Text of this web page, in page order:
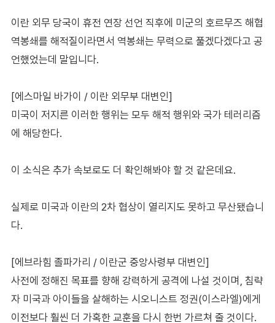
이란 외무 당국이 휴전 연장 선언 직후에 미군의 호르무즈 해협
역봉쇄를 해적질이라면서 역봉쇄는 무력으로 풀겠다겠다고 공
언했었는데 말입니다.
[에스마일 바가이 / 이란 외무부 대변인]
미국이 저지른 이러한 행위는 모두 해적 행위와 국가 테러리즘
에 해당한다.
이 소식은 추가 속보로도 더 확인해봐야 할 것 같은데요.
실제로 미국과 이란의 2차 협상이 열리지도 못하고 무산됐습니
다.
[에브라힘 졸파가리 / 이란군 중앙사령부 대변인]
사전에 정해진 목표를 향해 강력하게 공격에 나설 것이며, 침략
자 미국과 아이들을 살해하는 시오니스트 정권(이스라엘)에게
이전보다 훨씬 더 가혹한 교훈을 다시 한번 가르쳐 줄 것이다.